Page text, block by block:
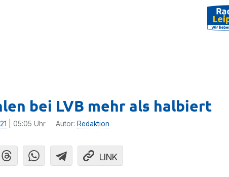
bei LVB mehr als halbiert
| 05:05 Uhr Autor: Redaktion
LINK